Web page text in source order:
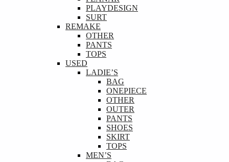
PLAYDESIGN
SURT
REMAKE
OTHER
PANTS
TOPS
USED
LADIE’S
BAG
ONEPIECE
OTHER
OUTER
PANTS
SHOES
SKIRT
TOPS
MEN’S